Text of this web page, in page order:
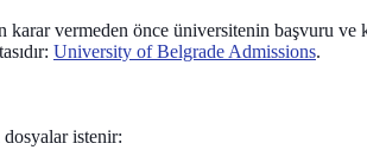
vermeden önce üniversitenin başvuru
University of Belgrade Admissions.
istenir: